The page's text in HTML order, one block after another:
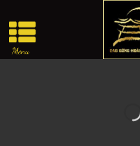
content
Menu